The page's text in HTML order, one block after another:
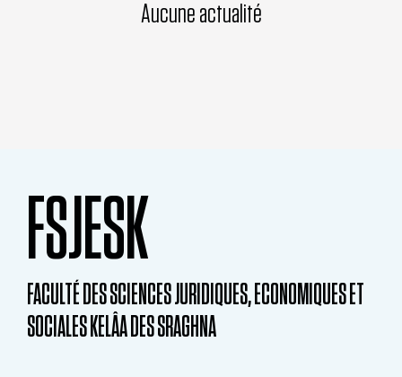
Aucune actualité
FSJESK
FACULTÉ DES SCIENCES JURIDIQUES, ECONOMIQUES ET
SOCIALES KELÂA DES SRAGHNA